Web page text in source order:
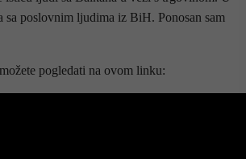
sa poslovnim ljudima iz BiH. Ponosan sam
pogledati na ovom linku: